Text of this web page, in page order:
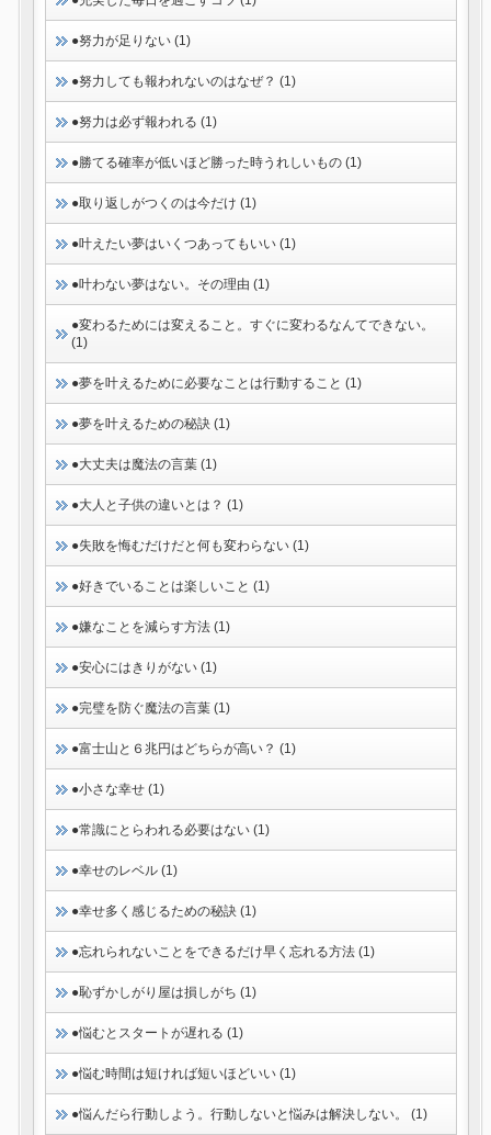
●努力が足りない (1)
●努力しても報われないのはなぜ？ (1)
●努力は必ず報われる (1)
●勝てる確率が低いほど勝った時うれしいもの (1)
●取り返しがつくのは今だけ (1)
●叶えたい夢はいくつあってもいい (1)
●叶わない夢はない。その理由 (1)
●変わるためには変えること。すぐに変わるなんてできない。
(1)
●夢を叶えるために必要なことは行動すること (1)
●夢を叶えるための秘訣 (1)
●大丈夫は魔法の言葉 (1)
●大人と子供の違いとは？ (1)
●失敗を悔むだけだと何も変わらない (1)
●好きでいることは楽しいこと (1)
●嫌なことを減らす方法 (1)
●安心にはきりがない (1)
●完璧を防ぐ魔法の言葉 (1)
●富士山と６兆円はどちらが高い？ (1)
●小さな幸せ (1)
●常識にとらわれる必要はない (1)
●幸せのレベル (1)
●幸せ多く感じるための秘訣 (1)
●忘れられないことをできるだけ早く忘れる方法 (1)
●恥ずかしがり屋は損しがち (1)
●悩むとスタートが遅れる (1)
●悩む時間は短ければ短いほどいい (1)
●悩んだら行動しよう。行動しないと悩みは解決しない。 (1)